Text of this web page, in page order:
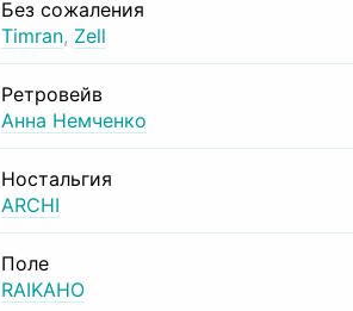
Без сожаления
Timran, Zell
Ретровейв
Анна Немченко
Ностальгия
ARCHI
Поле
RAIKAHO